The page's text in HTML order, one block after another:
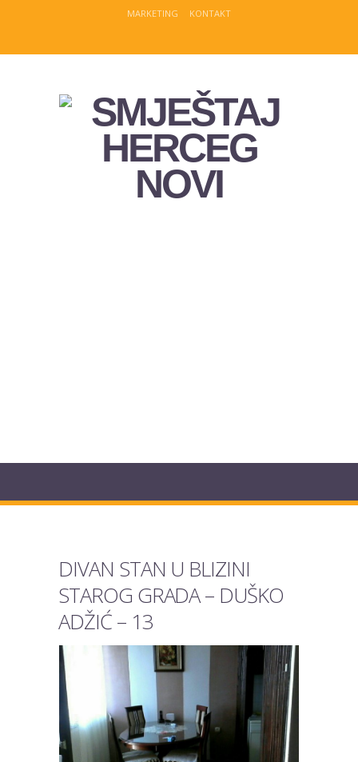
MARKETING KONTAKT
DIVAN STAN U BLIZINI
STAROG GRADA – DUŠKO
ADŽIĆ – 13